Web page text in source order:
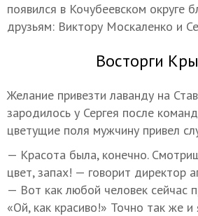
появился в Кочубеевском округе
друзьям: Виктору Москаленко и
Восторги
Желание привезти лаванду на
зародилось у Сергея после
цветущие поля мужчину привел
— Красота была, конечно.
цвет, запах! — говорит директор
— Вот как любой человек сейчас
«Ой, как красиво!» Точно так же и